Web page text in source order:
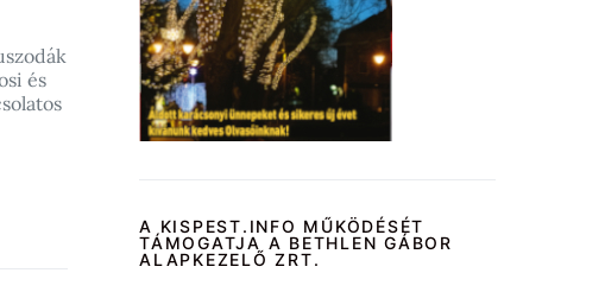
és
A KISPEST.INFO MŰKÖDÉSÉT
TÁMOGATJA A BETHLEN GÁBOR
ALAPKEZELŐ ZRT.